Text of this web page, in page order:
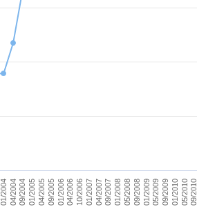
01/200404/200409/200401/200504/200509/200501/200604/200610/200601/200704/200709/200701/200805/200809/200801/200905/200909/200901/201005/201009/